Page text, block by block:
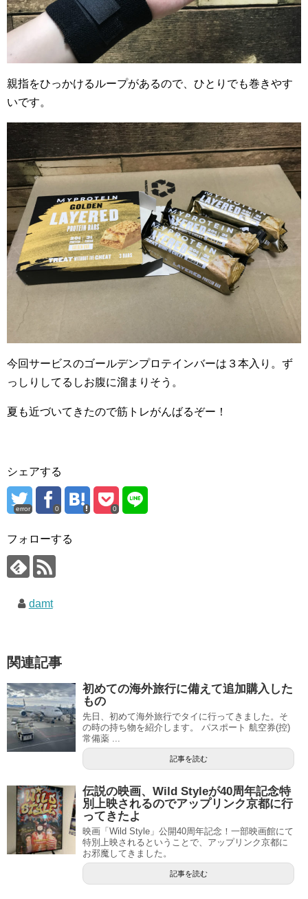
親指をひっかけるループがあるので、ひとりでも巻きやす
いです。
今回サービスのゴールデンプロテインバーは３本入り。ず
っしりしてるしお腹に溜まりそう。
夏も近づいてきたので筋トレがんばるぞー！
シェアする
error 0 0
フォローする
damt
関連記事
初めての海外旅行に備えて追加購入した
もの
先日、初めて海外旅行でタイに行ってきました。そ
の時の持ち物を紹介します。 パスポート 航空券(控)
常備薬 ...
記事を読む
伝説の映画、Wild Styleが40周年記念特
別上映されるのでアップリンク京都に行
ってきたよ
映画「Wild Style」公開40周年記念！一部映画館にて
特別上映されるということで、アップリンク京都に
お邪魔してきました。
記事を読む